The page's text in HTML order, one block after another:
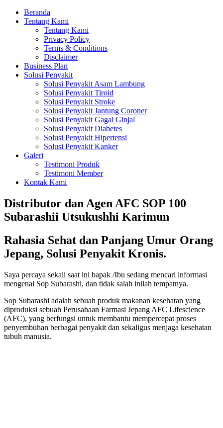
Beranda
Tentang Kami
Tentang Kami
Privacy Policy
Terms & Conditions
Disclaimer
Business Plan
Solusi Penyakit
Solusi Penyakit Asam Lambung
Solusi Penyakit Tiroid
Solusi Penyakit Stroke
Solusi Penyakit Jantung Coroner
Solusi Penyakit Gagal Ginjal
Solusi Penyakit Diabetes
Solusi Penyakit Hipertensi
Solusi Penyakit Kanker
Galeri
Testimoni Produk
Testimoni Member
Kontak Kami
Distributor dan Agen AFC SOP 100
Subarashii Utsukushhi Karimun
Rahasia Sehat dan Panjang Umur Orang
Jepang, Solusi Penyakit Kronis.
Saya percaya sekali saat ini bapak /Ibu sedang mencari informasi
mengenai Sop Subarashi, dan tidak salah inilah tempatnya.
Sop Subarashi adalah sebuah produk makanan kesehatan yang
diproduksi sebuah Perusahaan Farmasi Jepang AFC Lifescience
(AFC), yang berfungsi untuk membantu mempercepat proses
penyembuhan berbagai penyakit dan sekaligus menjaga kesehatan
tubuh manusia.